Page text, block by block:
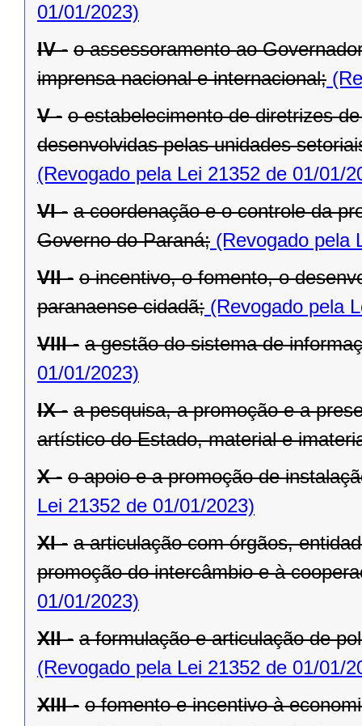
01/01/2023)
IV - o assessoramento ao
imprensa nacional e internacional;
V - o estabelecimento de diretrizes
desenvolvidas pelas unidades
(Revogado pela Lei 21352 de 01/01/
VI - a coordenação e o controle da
Governo do Paraná; (Revogado pela
VII - o incentivo, o fomento, o
paranaense cidadã; (Revogado pela
VIII - a gestão do sistema de
01/01/2023)
IX - a pesquisa, a promoção e a
artístico do Estado, material e
X - o apoio e a promoção de
Lei 21352 de 01/01/2023)
XI - a articulação com órgãos,
promoção do intercâmbio e à
01/01/2023)
XII - a formulação e articulação de
(Revogado pela Lei 21352 de 01/01/
XIII - o fomento e incentivo à